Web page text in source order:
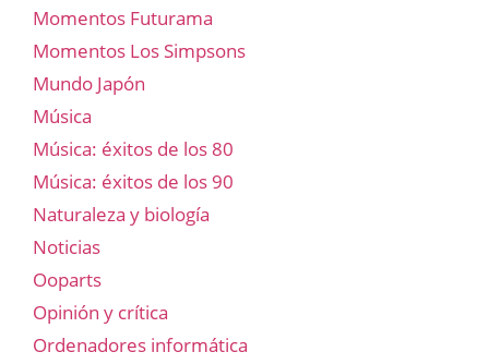
Momentos Futurama
Momentos Los Simpsons
Mundo Japón
Música
Música: éxitos de los 80
Música: éxitos de los 90
Naturaleza y biología
Noticias
Ooparts
Opinión y crítica
Ordenadores informática